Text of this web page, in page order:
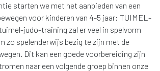
starten we met het aanbieden van een
voor kinderen van 4-5 jaar: TUIMEL-
judo-training zal er veel in spelvorm
zo spelenderwijs bezig te zijn met de
Dit kan een goede voorbereiding zijn
naar een volgende groep binnen onze